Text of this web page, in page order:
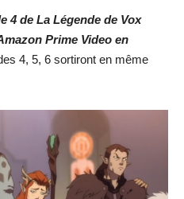
4 de La Légende de Vox
Prime Video en
4, 5, 6 sortiront en même